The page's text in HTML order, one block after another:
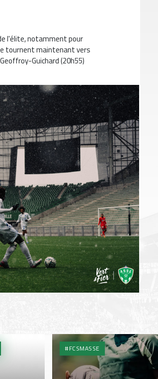
l'élite, notamment pour
tournent maintenant vers
Guichard (20h55)
#FCSMASSE